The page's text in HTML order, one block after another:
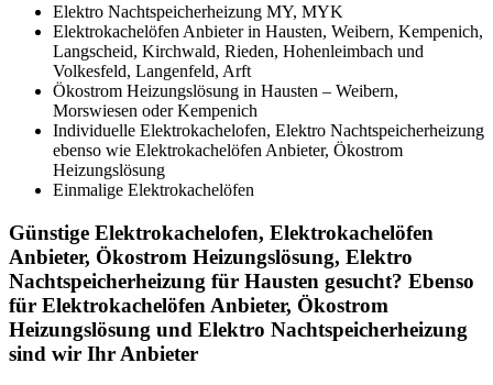
Elektro Nachtspeicherheizung MY, MYK
Elektrokachelöfen Anbieter in Hausten, Weibern, Kempenich,
Langscheid, Kirchwald, Rieden, Hohenleimbach und
Volkesfeld, Langenfeld, Arft
Ökostrom Heizungslösung in Hausten – Weibern,
Morswiesen oder Kempenich
Individuelle Elektrokachelofen, Elektro Nachtspeicherheizung
ebenso wie Elektrokachelöfen Anbieter, Ökostrom
Heizungslösung
Einmalige Elektrokachelöfen
Günstige Elektrokachelofen, Elektrokachelöfen
Anbieter, Ökostrom Heizungslösung, Elektro
Nachtspeicherheizung für Hausten gesucht? Ebenso
für Elektrokachelöfen Anbieter, Ökostrom
Heizungslösung und Elektro Nachtspeicherheizung
sind wir Ihr Anbieter